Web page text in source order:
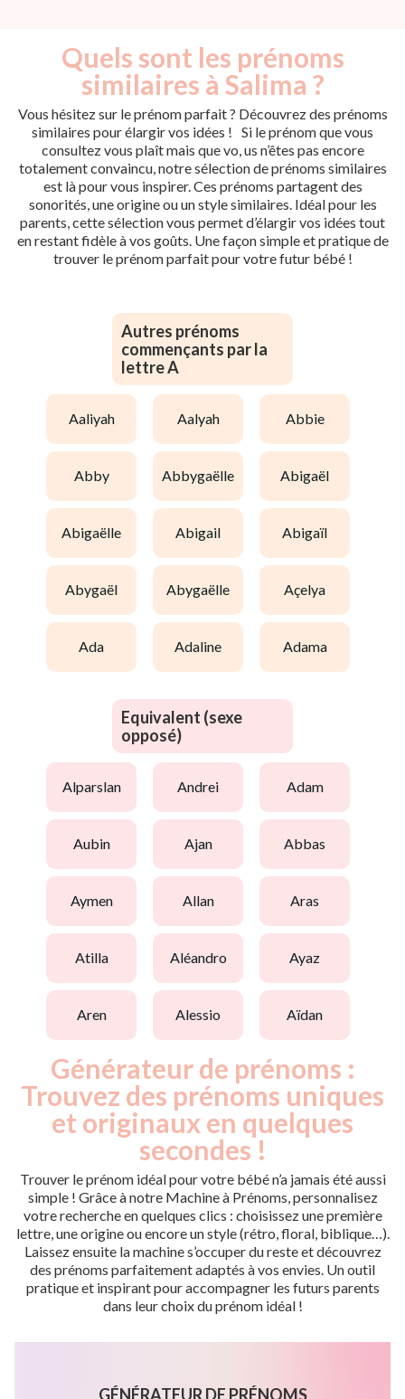
Quels sont les prénoms
similaires à Salima ?
Vous hésitez sur le prénom parfait ? Découvrez des prénoms
similaires pour élargir vos idées ! Si le prénom que vous
consultez vous plaît mais que vo, us n’êtes pas encore
totalement convaincu, notre sélection de prénoms similaires
est là pour vous inspirer. Ces prénoms partagent des
sonorités, une origine ou un style similaires. Idéal pour les
parents, cette sélection vous permet d’élargir vos idées tout
en restant fidèle à vos goûts. Une façon simple et pratique de
trouver le prénom parfait pour votre futur bébé !
Autres prénoms
commençants par la
lettre A
aaliyah aalyah abbie
abby abbygaëlle abigaël
abigaëlle abigail abigaïl
abygaël abygaëlle açelya
ada adaline adama
Equivalent (sexe
opposé)
alparslan andrei adam
aubin ajan abbas
aymen allan aras
atilla aléandro ayaz
aren alessio aïdan
Générateur de prénoms :
Trouvez des prénoms uniques
et originaux en quelques
secondes !
Trouver le prénom idéal pour votre bébé n’a jamais été aussi
simple ! Grâce à notre Machine à Prénoms, personnalisez
votre recherche en quelques clics : choisissez une première
lettre, une origine ou encore un style (rétro, floral, biblique…).
Laissez ensuite la machine s’occuper du reste et découvrez
des prénoms parfaitement adaptés à vos envies. Un outil
pratique et inspirant pour accompagner les futurs parents
dans leur choix du prénom idéal !
GÉNÉRATEUR DE PRÉNOMS